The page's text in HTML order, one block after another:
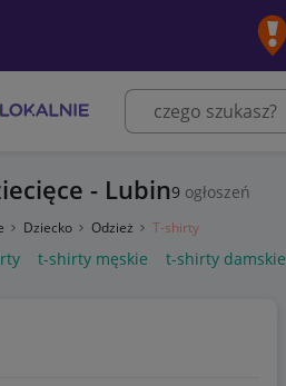
- Lubin9 ogłoszeń
Dziecko Odzież T-shirty
t-shirty męskie t-shirty damskie